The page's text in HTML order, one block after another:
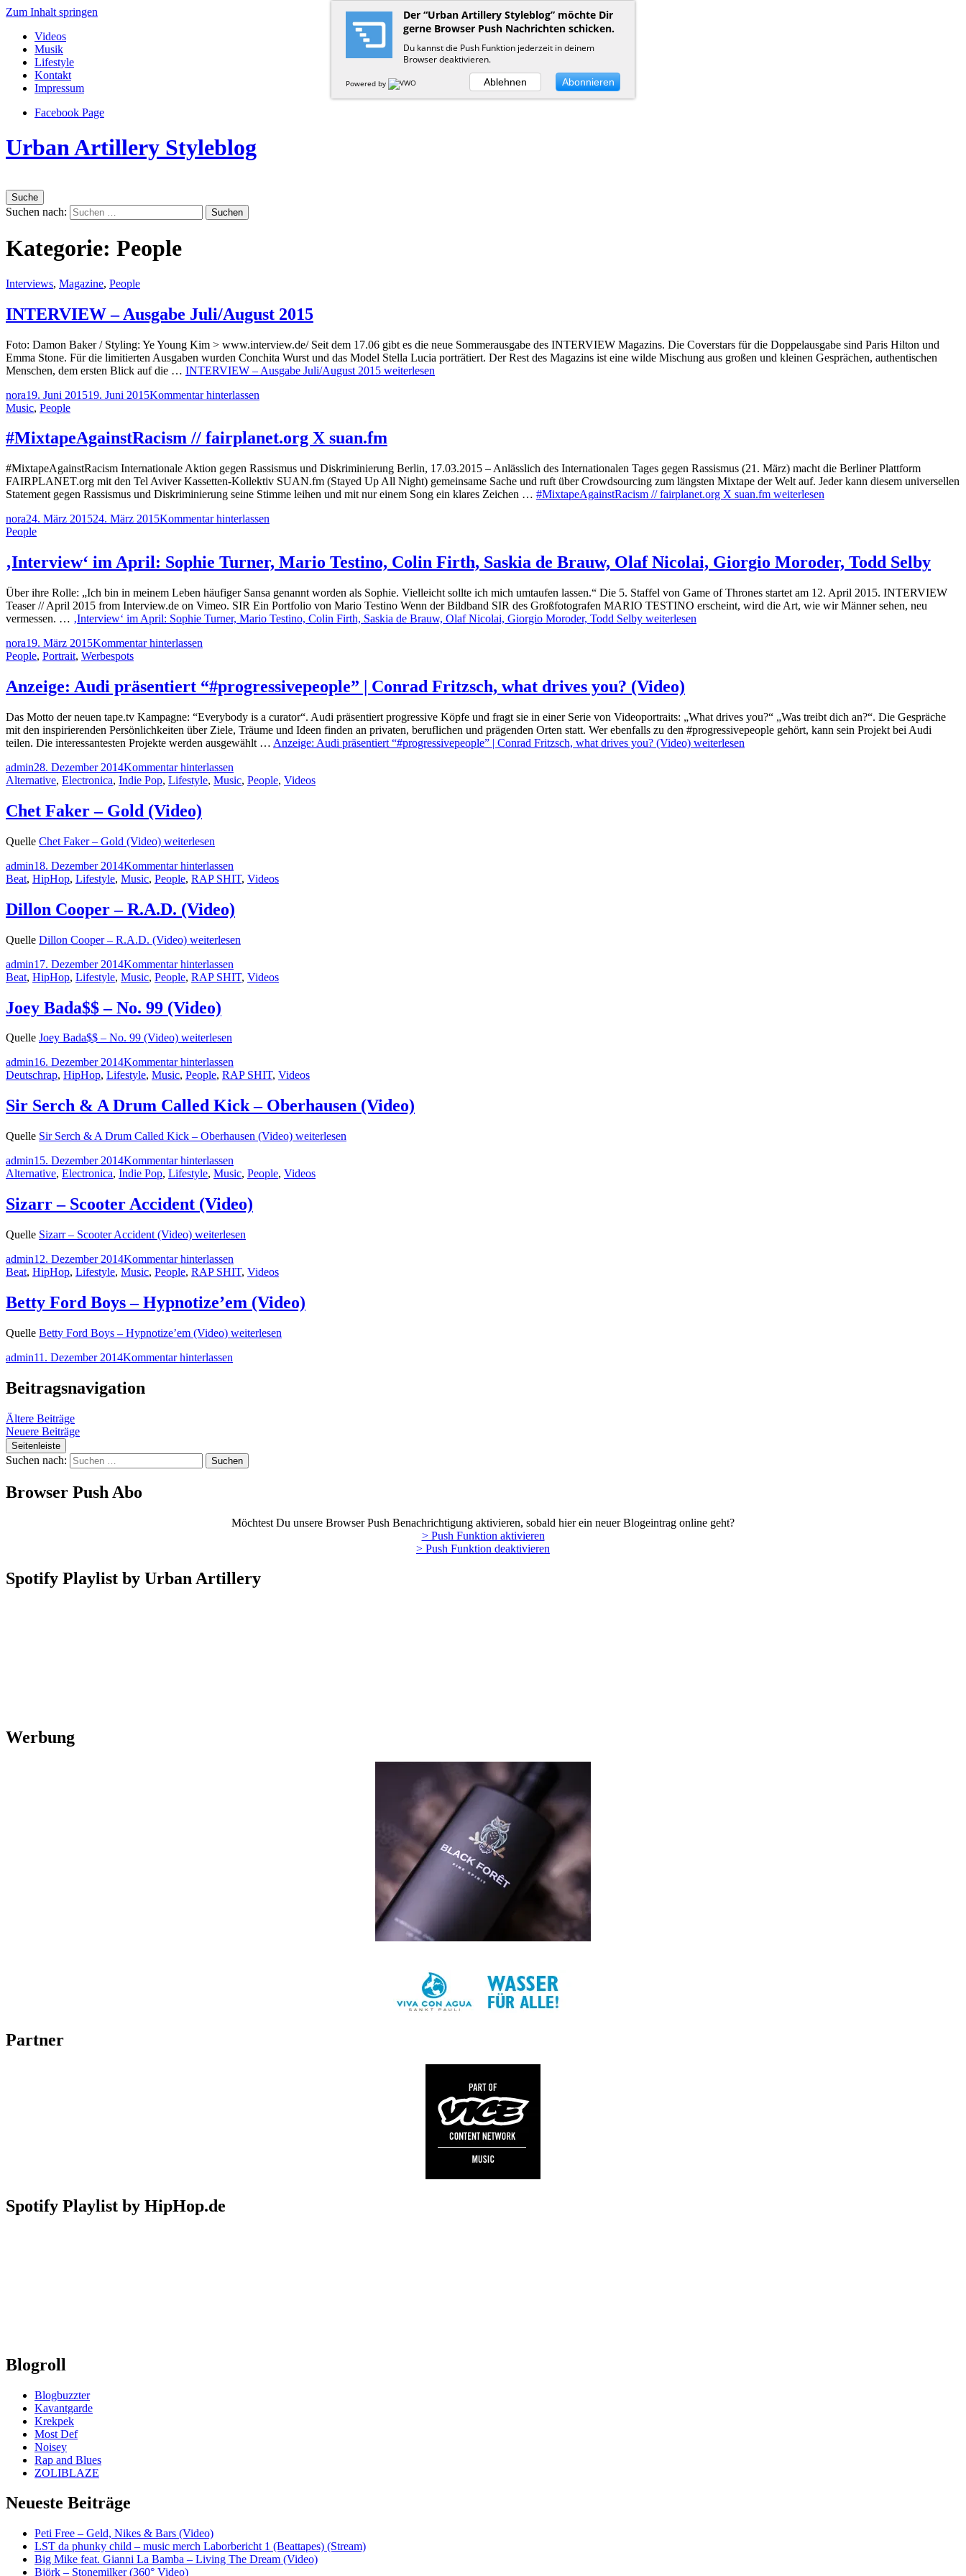
Zum Inhalt springen
Videos
Musik
Lifestyle
Kontakt
Impressum
Facebook Page
Urban Artillery Styleblog
Suche
Suchen nach:
Kategorie: People
Interviews, Magazine, People
INTERVIEW – Ausgabe Juli/August 2015
Foto: Damon Baker / Styling: Ye Young Kim > www.interview.de/ Seit dem 17.06 gibt es die neue Sommerausgabe des INTERVIEW Magazins. Die Coverstars für die Doppelausgabe sind Paris Hilton und
Emma Stone. Für die limitierten Ausgaben wurden Conchita Wurst und das Model Stella Lucia porträtiert. Der Rest des Magazins ist eine wilde Mischung aus großen und kleinen Gesprächen, authentischen
Menschen, dem ersten Blick auf die … INTERVIEW – Ausgabe Juli/August 2015 weiterlesen
nora19. Juni 201519. Juni 2015Kommentar hinterlassen
Music, People
#MixtapeAgainstRacism // fairplanet.org X suan.fm
#MixtapeAgainstRacism Internationale Aktion gegen Rassismus und Diskriminierung Berlin, 17.03.2015 – Anlässlich des Internationalen Tages gegen Rassismus (21. März) macht die Berliner Plattform
FAIRPLANET.org mit den Tel Aviver Kassetten-Kollektiv SUAN.fm (Stayed Up All Night) gemeinsame Sache und ruft über Crowdsourcing zum längsten Mixtape der Welt auf. Jeder kann diesem universellen
Statement gegen Rassismus und Diskriminierung seine Stimme leihen und mit nur einem Song ein klares Zeichen … #MixtapeAgainstRacism // fairplanet.org X suan.fm weiterlesen
nora24. März 201524. März 2015Kommentar hinterlassen
People
‚Interview‘ im April: Sophie Turner, Mario Testino, Colin Firth, Saskia de Brauw, Olaf Nicolai, Giorgio Moroder, Todd Selby
Über ihre Rolle: „Ich bin in meinem Leben häufiger Sansa genannt worden als Sophie. Vielleicht sollte ich mich umtaufen lassen.“ Die 5. Staffel von Game of Thrones startet am 12. April 2015. INTERVIEW
Teaser // April 2015 from Interview.de on Vimeo. SIR Ein Portfolio von Mario Testino Wenn der Bildband SIR des Großfotografen MARIO TESTINO erscheint, wird die Art, wie wir Männer sehen, neu
vermessen. … ‚Interview‘ im April: Sophie Turner, Mario Testino, Colin Firth, Saskia de Brauw, Olaf Nicolai, Giorgio Moroder, Todd Selby weiterlesen
nora19. März 2015Kommentar hinterlassen
People, Portrait, Werbespots
Anzeige: Audi präsentiert “#progressivepeople” | Conrad Fritzsch, what drives you? (Video)
Das Motto der neuen tape.tv Kampagne: “Everybody is a curator“. Audi präsentiert progressive Köpfe und fragt sie in einer Serie von Videoportraits: „What drives you?“ „Was treibt dich an?“. Die Gespräche
mit den inspirierenden Persönlichkeiten über Ziele, Träume und Ideen finden an privaten, beruflichen und prägenden Orten statt. Wer ebenfalls zu den #progressivepeople gehört, kann sein Projekt bei Audi
teilen. Die interessantesten Projekte werden ausgewählt … Anzeige: Audi präsentiert “#progressivepeople” | Conrad Fritzsch, what drives you? (Video) weiterlesen
admin28. Dezember 2014Kommentar hinterlassen
Alternative, Electronica, Indie Pop, Lifestyle, Music, People, Videos
Chet Faker – Gold (Video)
Quelle Chet Faker – Gold (Video) weiterlesen
admin18. Dezember 2014Kommentar hinterlassen
Beat, HipHop, Lifestyle, Music, People, RAP SHIT, Videos
Dillon Cooper – R.A.D. (Video)
Quelle Dillon Cooper – R.A.D. (Video) weiterlesen
admin17. Dezember 2014Kommentar hinterlassen
Beat, HipHop, Lifestyle, Music, People, RAP SHIT, Videos
Joey Bada$$ – No. 99 (Video)
Quelle Joey Bada$$ – No. 99 (Video) weiterlesen
admin16. Dezember 2014Kommentar hinterlassen
Deutschrap, HipHop, Lifestyle, Music, People, RAP SHIT, Videos
Sir Serch & A Drum Called Kick – Oberhausen (Video)
Quelle Sir Serch & A Drum Called Kick – Oberhausen (Video) weiterlesen
admin15. Dezember 2014Kommentar hinterlassen
Alternative, Electronica, Indie Pop, Lifestyle, Music, People, Videos
Sizarr – Scooter Accident (Video)
Quelle Sizarr – Scooter Accident (Video) weiterlesen
admin12. Dezember 2014Kommentar hinterlassen
Beat, HipHop, Lifestyle, Music, People, RAP SHIT, Videos
Betty Ford Boys – Hypnotize’em (Video)
Quelle Betty Ford Boys – Hypnotize’em (Video) weiterlesen
admin11. Dezember 2014Kommentar hinterlassen
Beitragsnavigation
Ältere Beiträge
Neuere Beiträge
Seitenleiste
Suchen nach:
Browser Push Abo
Möchtest Du unsere Browser Push Benachrichtigung aktivieren, sobald hier ein neuer Blogeintrag online geht?
> Push Funktion aktivieren
> Push Funktion deaktivieren
Spotify Playlist by Urban Artillery
Werbung
Partner
Spotify Playlist by HipHop.de
Blogroll
Blogbuzzter
Kavantgarde
Krekpek
Most Def
Noisey
Rap and Blues
ZOLIBLAZE
Neueste Beiträge
Peti Free – Geld, Nikes & Bars (Video)
LST da phunky child – music merch Laborbericht 1 (Beattapes) (Stream)
Big Mike feat. Gianni La Bamba – Living The Dream (Video)
Björk – Stonemilker (360° Video)
Der “Urban Artillery Styleblog” möchte Dir
gerne Browser Push Nachrichten schicken.
Du kannst die Push Funktion jederzeit in deinem
Browser deaktivieren.
Powered by Ablehnen Abonnieren